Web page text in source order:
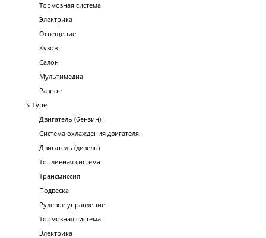
Тормозная система
Электрика
Освещение
Кузов
Салон
Мультимедиа
Разное
S-Type
Двигатель (бензин)
Система охлаждения двигателя.
Двигатель (дизель)
Топливная система
Трансмиссия
Подвеска
Рулевое управление
Тормозная система
Электрика